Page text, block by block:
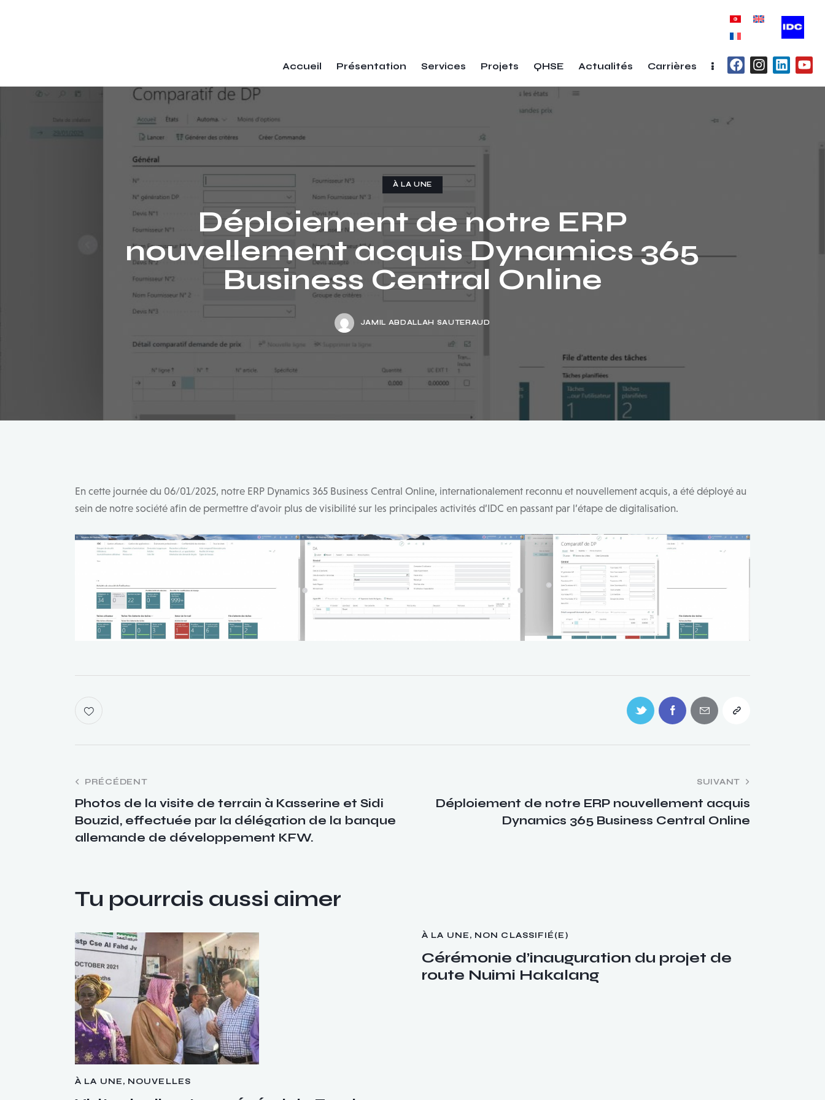
Accueil Présentation Services Projets QHSE Actualités Carrières
À LA UNE
Déploiement de notre ERP
nouvellement acquis Dynamics 365
Business Central Online
JAMIL ABDALLAH SAUTERAUD
En cette journée du 06/01/2025, notre ERP Dynamics 365 Business Central Online, internationalement reconnu et nouvellement acquis, a été déployé au
sein de notre société afin de permettre d’avoir plus de visibilité sur les principales activités d’IDC en passant par l’étape de digitalisation.
PRÉCÉDENT
Photos de la visite de terrain à Kasserine et Sidi
Bouzid, effectuée par la délégation de la banque
allemande de développement KFW.
SUIVANT
Déploiement de notre ERP nouvellement acquis
Dynamics 365 Business Central Online
Tu pourrais aussi aimer
À LA UNE, NOUVELLES
À LA UNE, NON CLASSIFIÉ(E)
Cérémonie d’inauguration du projet de
route Nuimi Hakalang